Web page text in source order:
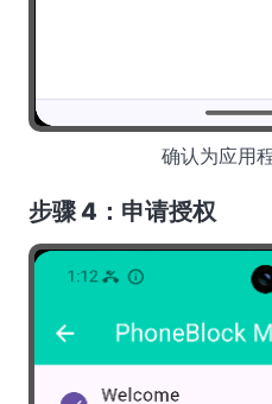
确认为应用
步骤 4：申请授权